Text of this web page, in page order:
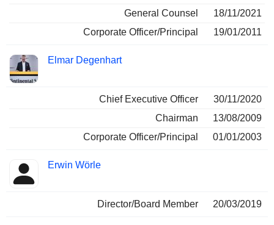
General Counsel
18/11/2021
Corporate Officer/Principal
19/01/2011
Elmar Degenhart
Chief Executive Officer
30/11/2020
Chairman
13/08/2009
Corporate Officer/Principal
01/01/2003
Erwin Wörle
Director/Board Member 20/03/2019